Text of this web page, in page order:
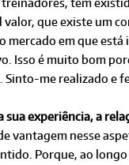
treinadores, têm
valor, que existe um
mercado em que está
Isso é muito bom
me realizado e
sua experiência, a
vantagem nesse
Porque, ao